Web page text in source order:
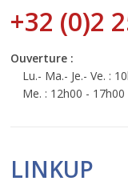
+32 (0)2
Ouverture :
Lu.- Ma.- Je.- Ve. :
Me. : 12h00 - 17h00
LINKUP